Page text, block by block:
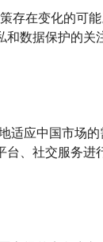
存在变化的可
数据保护的
应中国市场的
、社交服务进